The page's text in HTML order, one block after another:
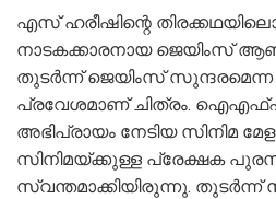
എസ് ഹരീഷിന്റെ
നാടകക്കാരനായ ജെയിംസ് ആണ്
തുടർന്ന് ജെയിംസ്
പ്രവേശമാണ് ചിത്രം.
അഭിപ്രായം നേടിയ സിനിമ
സിനിമയ്ക്കുള്ള പ്രേക്ഷക
സ്വന്തമാക്കിയിരുന്നു. തുടർന്ന്